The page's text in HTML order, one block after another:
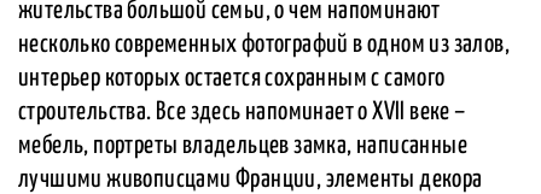
жительства большой семьи, о чем напоминают
несколько современных фотографий в одном из залов,
интерьер которых остается сохранным с самого
строительства. Все здесь напоминает о XVII веке –
мебель, портреты владельцев замка, написанные
лучшими живописцами Франции, элементы декора